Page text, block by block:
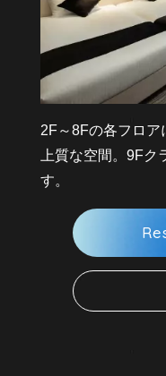
2F～8Fの各フロア
上質な空間。9Fク
す。
Re